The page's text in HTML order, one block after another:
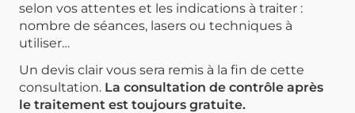
selon vos attentes et les indications à traiter :
nombre de séances, lasers ou techniques à
utiliser…
Un devis clair vous sera remis à la fin de cette
consultation. La consultation de contrôle après
le traitement est toujours gratuite.